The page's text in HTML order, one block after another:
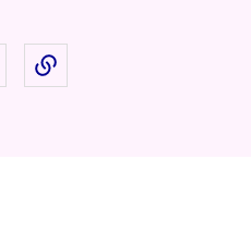
sur LinkedIn
Partager par email